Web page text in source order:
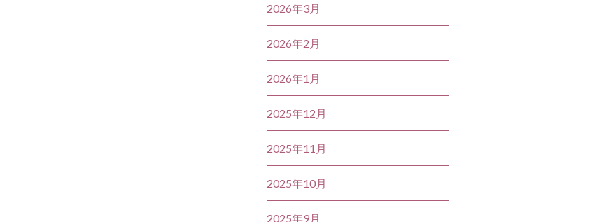
2026年3月
2026年2月
2026年1月
2025年12月
2025年11月
2025年10月
2025年9月